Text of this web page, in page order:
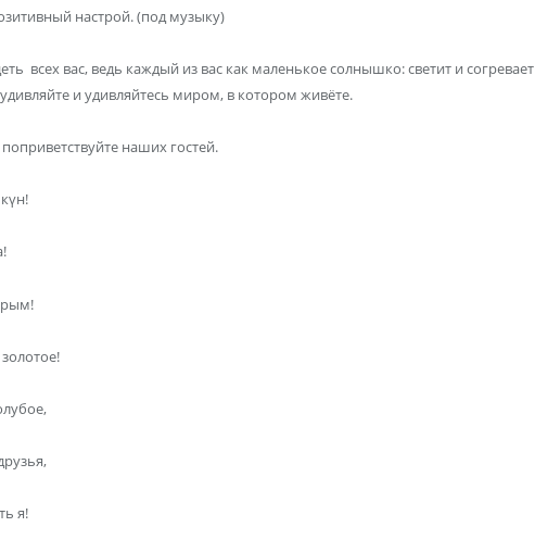
настрой. (под музыку)
всех вас, ведь каждый из вас как маленькое солнышко: светит и
и удивляйтесь миром, в котором живёте.
наших гостей.
я!